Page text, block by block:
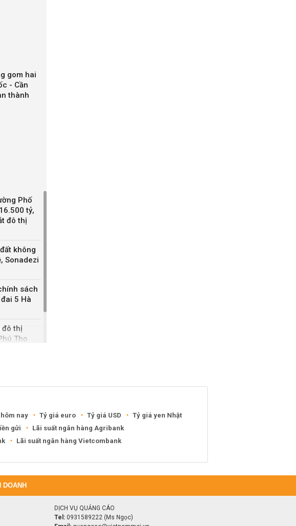
gom hai
- Cần
thành
Phố
tỷ,
đô thị
không
Sonadezi
sách
5 Hà
đô thị
Thọ
nay Tỷ giá euro Tỷ giá USD
Tỷ giá yen Nhật
gửi
Lãi suất ngân hàng Agribank
Lãi suất ngân hàng Vietcombank
DOANH
DỊCH VỤ QUẢNG CÁO
Tel: 0931589222 (Ms Ngọc)